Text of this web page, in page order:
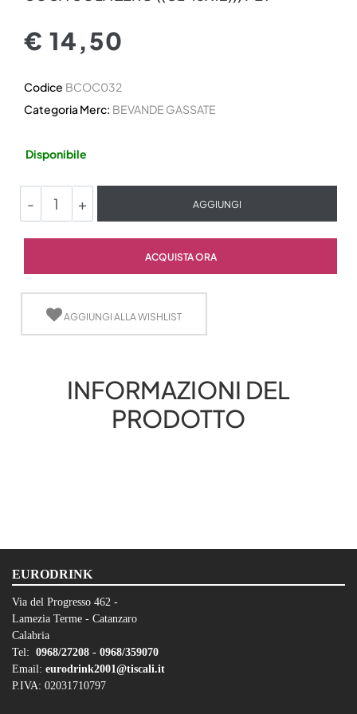
€ 14,50
Codice BCOC032
Categoria Merc: BEVANDE GASSATE
Disponibile
AGGIUNGI
ACQUISTA ORA
AGGIUNGI ALLA WISHLIST
INFORMAZIONI DEL
PRODOTTO
EURODRINK
Via del Progresso 462 -
Lamezia Terme - Catanzaro
Calabria
Tel: 0968/27208 - 0968/359070
Email: eurodrink2001@tiscali.it
P.IVA: 02031710797